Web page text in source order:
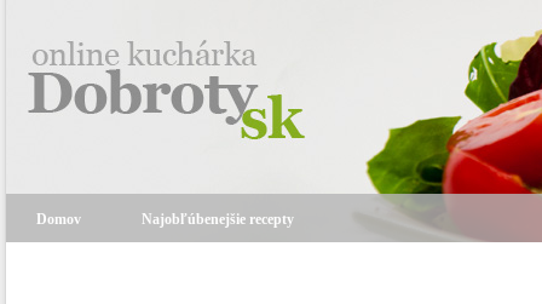
Domov Najobľúbenejšie recepty